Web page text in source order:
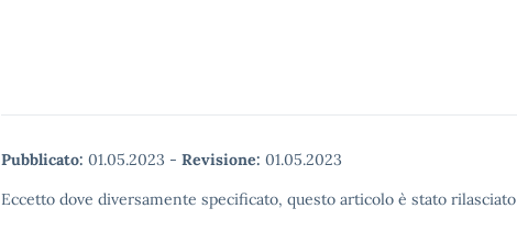
Pubblicato: 01.05.2023 - Revisione: 01.05.2023
Eccetto dove diversamente specificato, questo articolo è stato